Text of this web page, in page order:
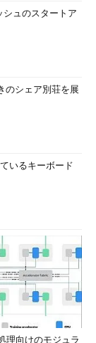
ュのスタートア
のシェア別荘を展
いるキーボード
理向けのモジュラ